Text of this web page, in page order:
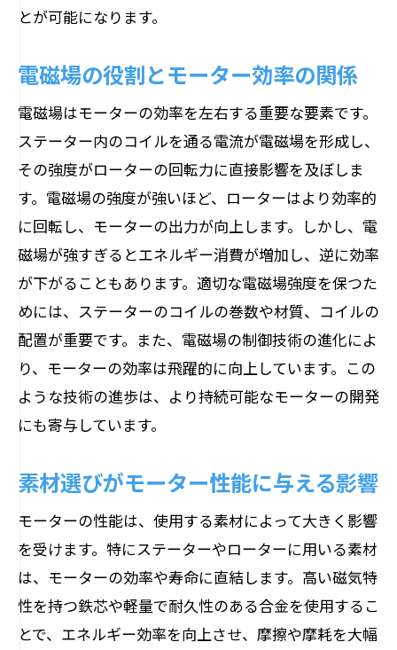
発電機とモーターの違いと共通点
モーターの起動と制御の仕組み
エネルギー損失を最小限に抑える設計
電気エネルギー変換技術の最前線
モーター構造の進化が未来の産業革命をもた
らす可能性
モーター技術の歴史と未来展望
産業界でのモーター技術の適用事例
スマートモーターがもたらす産業革命
再生可能エネルギーとモーターの相乗効
果
モーター技術が新たに切り拓く産業分野
社会インフラの変革とモーターの役割
産業用モーターの特徴と選び方
効率的な生産ラインを支えるモーター技
術
モーターの信頼性と保守管理
インダストリー4.0におけるモーターの重
要性
とが可能になります。
電磁場の役割とモーター効率の関係
電磁場はモーターの効率を左右する重要な要素です。
ステーター内のコイルを通る電流が電磁場を形成し、
その強度がローターの回転力に直接影響を及ぼしま
す。電磁場の強度が強いほど、ローターはより効率的
に回転し、モーターの出力が向上します。しかし、電
磁場が強すぎるとエネルギー消費が増加し、逆に効率
が下がることもあります。適切な電磁場強度を保つた
めには、ステーターのコイルの巻数や材質、コイルの
配置が重要です。また、電磁場の制御技術の進化によ
り、モーターの効率は飛躍的に向上しています。この
ような技術の進歩は、より持続可能なモーターの開発
にも寄与しています。
素材選びがモーター性能に与える影響
モーターの性能は、使用する素材によって大きく影響
を受けます。特にステーターやローターに用いる素材
は、モーターの効率や寿命に直結します。高い磁気特
性を持つ鉄芯や軽量で耐久性のある合金を使用するこ
とで、エネルギー効率を向上させ、摩擦や摩耗を大幅